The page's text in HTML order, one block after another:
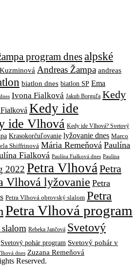
program dnesalpské
Andreas Žampa andreas
biatlon dnes biatlon SP Ema
Ivona Fialková Jakub Borguľa Kedy
Kedy ide
ide Vlhová Kedy ide Vlhová? Svetový
Krasokorčuľovanie lyžovanie dnes Marco
Shiffrinová Mária Remeňová Paulína
Fialková Paulína Fialková dnes Paulína
2022 Petra VlhováPetra
Vlhová lyžovanie Petra
Petra Vlhová obrovský slalom Petra
Petra Vlhová program
Rebeka Jančová Svetový
Svetový pohár program Svetový pohár v
dnes Zuzana Remeňová
Reserved.